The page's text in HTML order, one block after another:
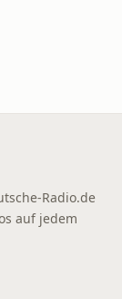
Radio.de
auf jedem